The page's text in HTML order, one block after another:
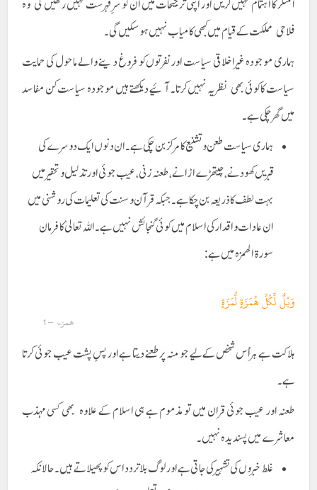
المنکر کا اہتمام نہیں کریں اور اپنی ترجیحات میں ان کو سرِ فہرست نہیں رکھیں گی وہ
فلاحی مملکت کے قیام میں کبھی کامیاب نہیں ہوسکیں گی ۔
ہماری موجودہ غیر اخلاقی سیاست اور نفرتوں کو فروغ دینے والے ماحول کی حمایت
سیاست کا کوئی بھی نظریہ نہیں کرتا۔ آئیے دیکھتے ہیں موجودہ سیاست کن مفاسد
میں گھر چکی ہے۔
ہماری سیاست طعن و تشنیع کا مرکز بن چکی ہے۔ ان دنوں ایک دوسرے کی
قبریں کھودنے، چیتھڑے اڑانے، طعنہ زنی، عیب جوئی اور تذلیل وتحقیر میں
بہت لطف کا ذریعہ بن چکا ہے۔ جبکہ قرآن وسنت کی تعلیمات کی روشنی میں
ان عادات واقدار کی اسلام میں کوئی گنجائش نہیں ہے۔ اللہ تعالیٰ کا فرمان
سورۃ الھمزہ میں ہے:
وَيْلٌ لِّكُلِّ هُمَزَةٍ لُّمَزَةٍ
ھمزۃ – 1
ہلاکت ہے ہر اُس شخص کے لیے جو منہ پر طعنے دیتا ہے اور پسِ پشت عیب جوئی کرتا
ہے ۔
طعنہ اور عیب جوئی قران میں تو مذموم ہے ہی اسلام کے علاوہ بھی کسی مہذب
معاشرے میں پسندیدہ نہیں۔
غلط خبروں کی تشہیر کی جاتی ہے اور لوگ بلا تردد اس کو پھیلاتے ہیں۔ حالانکہ